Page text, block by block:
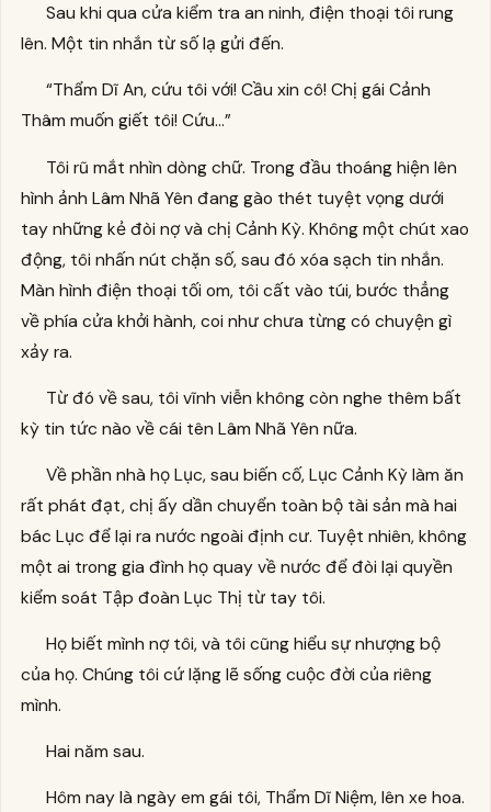
Sau khi qua cửa kiểm tra an ninh, điện thoại tôi rung
lên. Một tin nhắn từ số lạ gửi đến.
“Thẩm Dĩ An, cứu tôi với! Cầu xin cô! Chị gái Cảnh
Thâm muốn giết tôi! Cứu...”
Tôi rũ mắt nhìn dòng chữ. Trong đầu thoáng hiện lên
hình ảnh Lâm Nhã Yên đang gào thét tuyệt vọng dưới
tay những kẻ đòi nợ và chị Cảnh Kỳ. Không một chút xao
động, tôi nhấn nút chặn số, sau đó xóa sạch tin nhắn.
Màn hình điện thoại tối om, tôi cất vào túi, bước thẳng
về phía cửa khởi hành, coi như chưa từng có chuyện gì
xảy ra.
Từ đó về sau, tôi vĩnh viễn không còn nghe thêm bất
kỳ tin tức nào về cái tên Lâm Nhã Yên nữa.
Về phần nhà họ Lục, sau biến cố, Lục Cảnh Kỳ làm ăn
rất phát đạt, chị ấy dần chuyển toàn bộ tài sản mà hai
bác Lục để lại ra nước ngoài định cư. Tuyệt nhiên, không
một ai trong gia đình họ quay về nước để đòi lại quyền
kiểm soát Tập đoàn Lục Thị từ tay tôi.
Họ biết mình nợ tôi, và tôi cũng hiểu sự nhượng bộ
của họ. Chúng tôi cứ lặng lẽ sống cuộc đời của riêng
mình.
Hai năm sau.
Hôm nay là ngày em gái tôi, Thẩm Dĩ Niệm, lên xe hoa.